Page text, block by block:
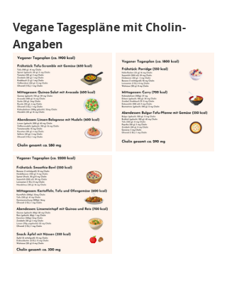
Vegane Tagespläne mit Cholin-
Angaben